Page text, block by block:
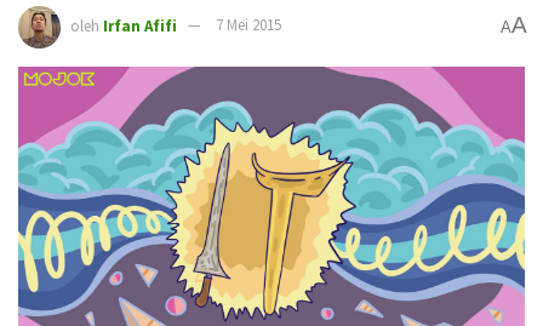
oleh Irfan Afifi 7 Mei 2015 AA